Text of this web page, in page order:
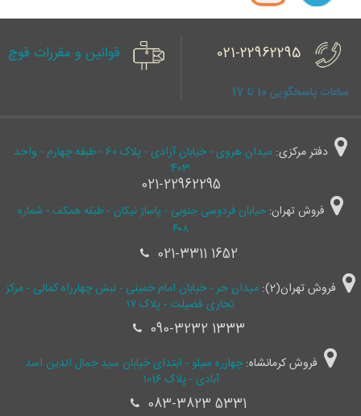
021-22962295
ساعات پاسخگویی 10 تا 17
قوانین و مقررات قوچ
دفتر مرکزی:
میدان هروی - خیابان آزادی - پلاک 60 - طبقه چهارم - واحد
403
021-22962295
فروش تهران: خیابان فردوسی جنوبی - پاساژ نیکان - طبقه همکف - شماره
۴۰۸
021-3311 1652
فروش تهران(2):
میدان حر - خیابان امام خمینی - نبش چهارراه کمالی - مرکز
تجاری فضیلت - پلاک ۱۷
090-3232 1333
فروش کرمانشاه:چهارره سیلو - ابتدای خیابان سید جمال ‌الدین اسد
آبادی - پلاک 1016
083-3823 5331